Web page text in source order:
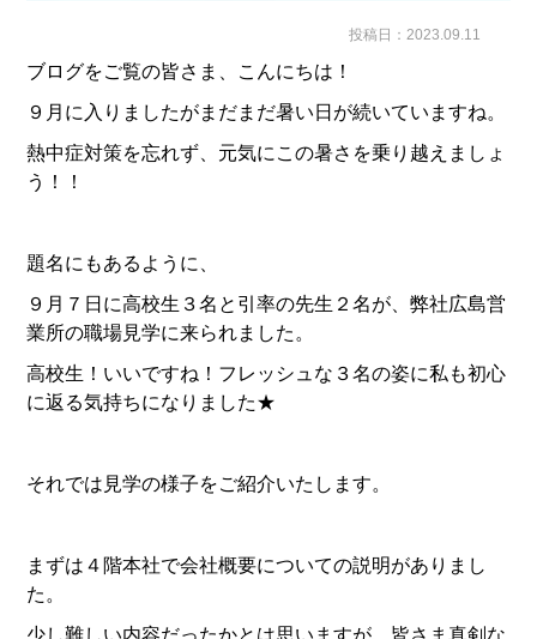
会社案内 営業と拠点
プライバシーポリシー
サイトマップ
投稿日：2023.09.11
ブログをご覧の皆さま、こんにちは！
９月に入りましたがまだまだ暑い日が続いていますね。
熱中症対策を忘れず、元気にこの暑さを乗り越えましょ
う！！
題名にもあるように、
９月７日に高校生３名と引率の先生２名が、弊社広島営
業所の職場見学に来られました。
高校生！いいですね！フレッシュな３名の姿に私も初心
に返る気持ちになりました★
それでは見学の様子をご紹介いたします。
まずは４階本社で会社概要についての説明がありまし
た。
少し難しい内容だったかとは思いますが、皆さま真剣な